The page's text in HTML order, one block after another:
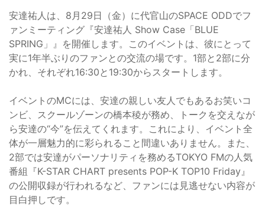
安達祐人は、8月29日（金）に代官山のSPACE ODDでフ
ァンミーティング『安達祐人 Show Case「BLUE
SPRING」』を開催します。このイベントは、彼にとって
実に1年半ぶりのファンとの交流の場です。1部と2部に分
かれ、それぞれ16:30と19:30からスタートします。
イベントのMCには、安達の親しい友人でもあるお笑いコ
ンビ、スクールゾーンの橋本稜が務め、トークを交えなが
ら安達の“今”を伝えてくれます。これにより、イベント全
体が一層魅力的に彩られること間違いありません。また、
2部では安達がパーソナリティを務めるTOKYO FMの人気
番組『K-STAR CHART presents POP-K TOP10 Friday』
の公開収録が行われるなど、ファンには見逃せない内容が
目白押しです。